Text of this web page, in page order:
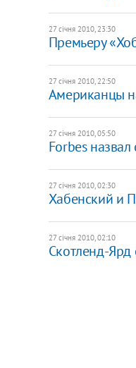
27 січня 2010, 23:30
Премьеру
27 січня 2010, 22:50
Американцы
27 січня 2010, 05:50
Forbes
27 січня 2010, 02:30
Хабенский и
27 січня 2010, 02:10
Скотленд-Ярд